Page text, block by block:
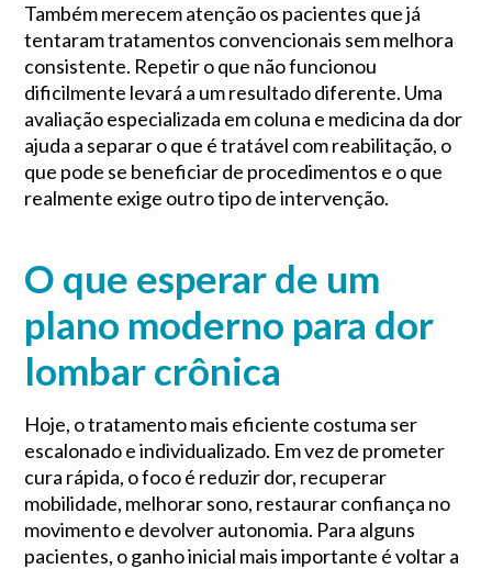
Também merecem atenção os pacientes que já
tentaram tratamentos convencionais sem melhora
consistente. Repetir o que não funcionou
dificilmente levará a um resultado diferente. Uma
avaliação especializada em coluna e medicina da dor
ajuda a separar o que é tratável com reabilitação, o
que pode se beneficiar de procedimentos e o que
realmente exige outro tipo de intervenção.
O que esperar de um
plano moderno para dor
lombar crônica
Hoje, o tratamento mais eficiente costuma ser
escalonado e individualizado. Em vez de prometer
cura rápida, o foco é reduzir dor, recuperar
mobilidade, melhorar sono, restaurar confiança no
movimento e devolver autonomia. Para alguns
pacientes, o ganho inicial mais importante é voltar a